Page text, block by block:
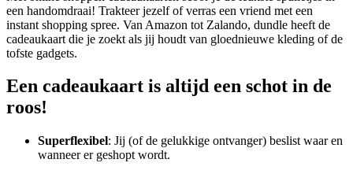
een handomdraai! Trakteer jezelf of verras een vriend met een
instant shopping spree. Van Amazon tot Zalando, dundle heeft de
cadeaukaart die je zoekt als jij houdt van gloednieuwe kleding of de
tofste gadgets.
Een cadeaukaart is altijd een schot in de
roos!
Superflexibel: Jij (of de gelukkige ontvanger) beslist waar en
wanneer er geshopt wordt.